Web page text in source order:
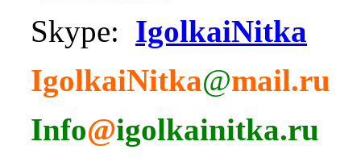
Skype: IgolkaiNitka
IgolkaiNitka@mail.ru
Info@igolkainitka.ru